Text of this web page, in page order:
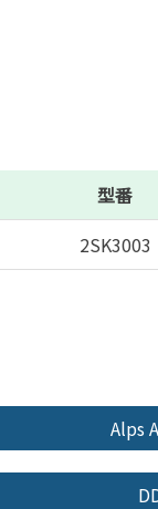
型番
2SK3003
Alps